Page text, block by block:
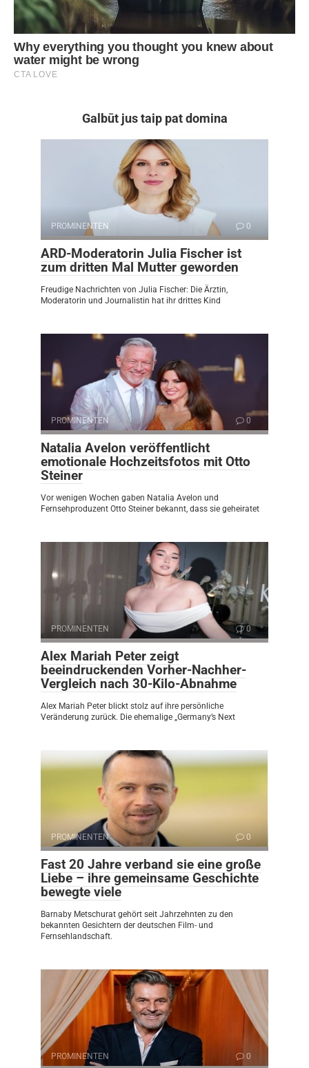
Galbūt jus taip pat domina
PROMINENTEN 0
ARD-Moderatorin Julia Fischer ist
zum dritten Mal Mutter geworden
Freudige Nachrichten von Julia Fischer: Die Ärztin,
Moderatorin und Journalistin hat ihr drittes Kind
PROMINENTEN 0
Natalia Avelon veröffentlicht
emotionale Hochzeitsfotos mit Otto
Steiner
Vor wenigen Wochen gaben Natalia Avelon und
Fernsehproduzent Otto Steiner bekannt, dass sie geheiratet
PROMINENTEN 0
Alex Mariah Peter zeigt
beeindruckenden Vorher-Nachher-
Vergleich nach 30-Kilo-Abnahme
Alex Mariah Peter blickt stolz auf ihre persönliche
Veränderung zurück. Die ehemalige „Germany’s Next
PROMINENTEN 0
Fast 20 Jahre verband sie eine große
Liebe – ihre gemeinsame Geschichte
bewegte viele
Barnaby Metschurat gehört seit Jahrzehnten zu den
bekannten Gesichtern der deutschen Film- und
Fernsehlandschaft.
PROMINENTEN 0